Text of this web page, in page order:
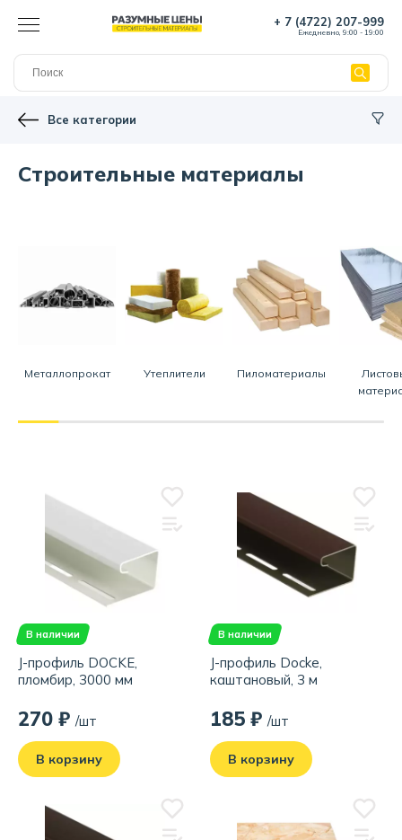
+ 7 (4722) 207-999
Ежедневно, 9:00 - 19:00
Все категории
Строительные материалы
Металлопрокат Утеплители Пиломатериалы
В наличии
J-профиль DOCKE,
пломбир, 3000 мм
270 ₽ /шт
В корзину
В наличии
J-профиль Docke,
каштановый, 3 м
185 ₽ /шт
В корзину